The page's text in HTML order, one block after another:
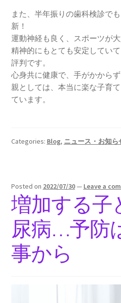
また、半年振りの歯科検診で
新！
運動神経も良く、スポーツが大
精神的にもとても安定してい
評判です。
心身共に健康で、手がかからず
親としては、本当に楽な子育
ています。
Categories: Blog, ニュース・お知ら
Posted on 2022/07/30— Leave a
増加する子
尿病…予防
事から